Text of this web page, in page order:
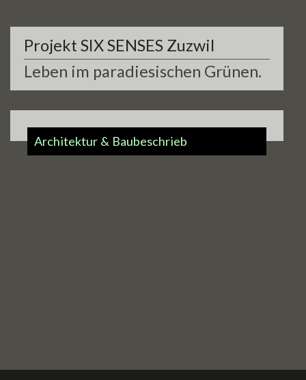
Projekt SIX SENSES Zuzwil
Leben im paradiesischen Grünen.
Architektur & Baubeschrieb